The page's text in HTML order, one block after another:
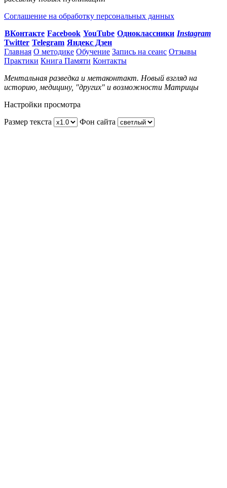
Соглашение на обработку персональных данных
ВКонтакте Facebook YouTube Одноклассники Instagram
Twitter Telegram Яндекс Дзен
Главная О методике Обучение Запись на сеанс Отзывы
Практики Книга Памяти Контакты
Ментальная разведка и метаконтакт. Новый взгляд на
историю, медицину, "других" и возможности Матрицы
Настройки просмотра
Размер текста
Фон сайта